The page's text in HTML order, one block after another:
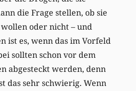
die Frage stellen, ob sie
oder nicht – und
ist es, wenn das im Vorfeld
sollten schon vor dem
abgesteckt werden, denn
das sehr schwierig. Wenn